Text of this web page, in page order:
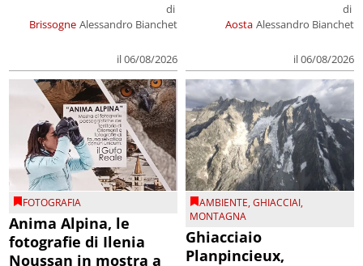
Brissogne
di
Alessandro Bianchet
il 06/08/2026
Aosta
di
Alessandro Bianchet
il 06/08/2026
FOTOGRAFIA
Anima Alpina, le
fotografie di Ilenia
Noussan in mostra a
AMBIENTE,GHIACCIAI,
MONTAGNA
Ghiacciaio
Planpincieux,